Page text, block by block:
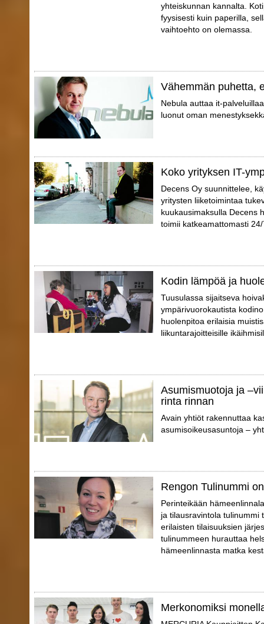
yhteiskunnan kannalta.
fyysisesti kuin paperilla,
vaihtoehto on olemassa.
Vähemmän puhetta,
Nebula auttaa it-
luonut oman
Koko yrityksen IT-
Decens Oy suunnittelee,
yritysten liiketoimintaa
kuukausimaksulla Decens
toimii katkeamattomasti
Kodin lämpöä ja
Tuusulassa sijaitseva
ympärivuorokautista
huolenpitoa erilaisia
liikuntarajoitteisille
Asumismuotoja ja
rinta rinnan
Avain yhtiöt rakennuttaa
asumisoikeusasuntoja –
Rengon Tulinummi
Perinteikään
ja tilausravintola tulinummi
erilaisten tilaisuuksien
tulinummeen hurauttaa
hämeenlinnasta matka
Merkonomiksi